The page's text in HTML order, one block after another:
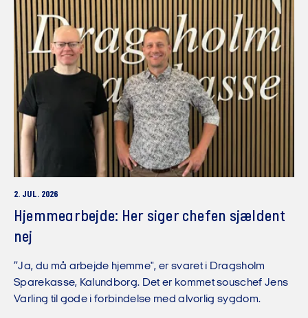
2. JUL. 2026
Hjemmearbejde: Her siger chefen sjældent
nej
”Ja, du må arbejde hjemme", er svaret i Dragsholm
Sparekasse, Kalundborg. Det er kommet souschef Jens
Varling til gode i forbindelse med alvorlig sygdom.